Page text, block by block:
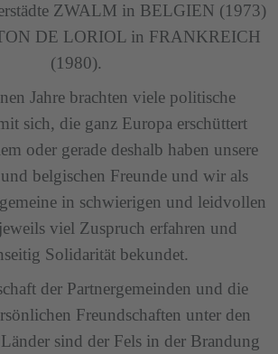
ZWALM in BELGIEN (1973)
DE LORIOL in FRANKREICH
(1980).
Jahre brachten viele politische
sich, die ganz Europa erschüttert
oder gerade deshalb haben unsere
belgischen Freunde und wir als
in schwierigen und leidvollen
viel Zuspruch erfahren und
Solidarität bekundet.
der Partnergemeinden und die
Freundschaften unter den
sind der Fels in der Brandung